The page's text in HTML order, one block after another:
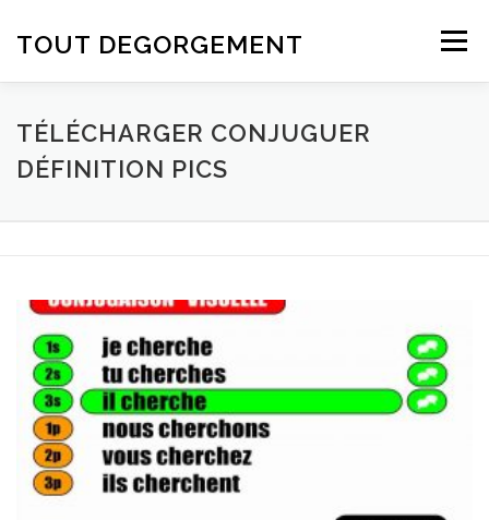
TOUT DEGORGEMENT Menu
TÉLÉCHARGER CONJUGUER
DÉFINITION PICS